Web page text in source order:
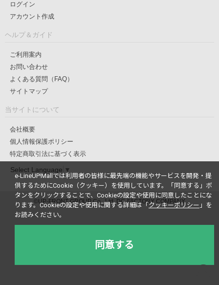
ログイン
アカウント作成
ヘルプ＆ガイド
ご利用案内
お問い合わせ
よくある質問（FAQ）
サイトマップ
当サイトについて
会社概要
個人情報保護ポリシー
特定商取引法に基づく表示
Select Language ▼
©UP-FRONT GROUP Co., Ltd. DC-FACTORY COMPANY
e-LineUP!Mallでは利用者の皆様に最先端の機能やサービスを開発・提
供するためにCookie（クッキー）を使用しています。
「同意する」ボ
タンをクリックすることで、Cookieの設定や使用に同意したことにな
ります。Cookieの設定や使用に関する詳細は「 クッキーポリシー 」を
お読みください。
同意する